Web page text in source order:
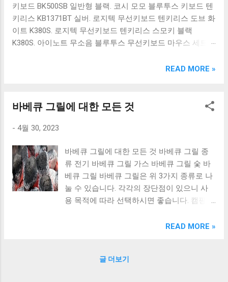
키보드 BK500SB 일반형 블랙. 코시 모모 블루투스 키보드 텐
키리스 KB1371BT 실버. 로지텍 무선키보드 텐키리스 도브 화
이트 K380S. 로지텍 무선키보드 텐키리스 스모키 블랙
K380S. 아이노트 무소음 블루투스 무선키보드 마우스 세트
OABTKBDA 퓨어 화이트. 코시 베이직 블루투스 키보드
랙. 큐센 멤브레인 무선 키보드 블랙 K1000 일반형 블루투스
다양한 할인 혜택과 빠른배송 혜택을 놓치지 않도록 먼저 확
도 많고, 가격도 다양해서 결정이 많이 어려우시죠? 특히 블
루투스키보드 같은 상품을 고를 때는 더 고민이 많을 수 밖에
없습니다. 다양한 상품들을 상세스펙 과 가격 을 꼼꼼히 비교
해서 구매하실 수 있도록 순위 추천 해드릴게요. 특가상품 보
러가기 추천상품 Best 유니콘 멀티페어링 스마트폰 태블릿
READ MORE »
바베큐 그릴에 대한 모든 것
- 4월 30, 2023
바베큐 그릴에 대한 모든 것 바베큐 그릴 종
류 전기 바베큐 그릴 가스 바베큐 그릴 숯 바
베큐 그릴 바베큐 그릴은 위 3가지 종류로 나
눌 수 있습니다. 각각의 장단점이 있으니 사
용 목적에 따라 선택하시면 좋습니다. 캠핑용
큐 그릴은 필수입니다. 캠핑용 바베큐 그릴은
폴레온 37 케틀 화로대 후기 나폴레온 37 케
READ MORE »
글 더보기